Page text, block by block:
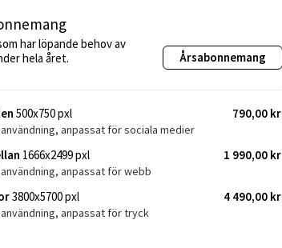
har löpande behov av
hela året.
Årsabonnemang
500x750 pxl 790,00 kr
anpassat för sociala medier
1666x2499 pxl 1 990,00 kr
anpassat för webb
3800x5700 pxl 4 490,00 kr
anpassat för tryck